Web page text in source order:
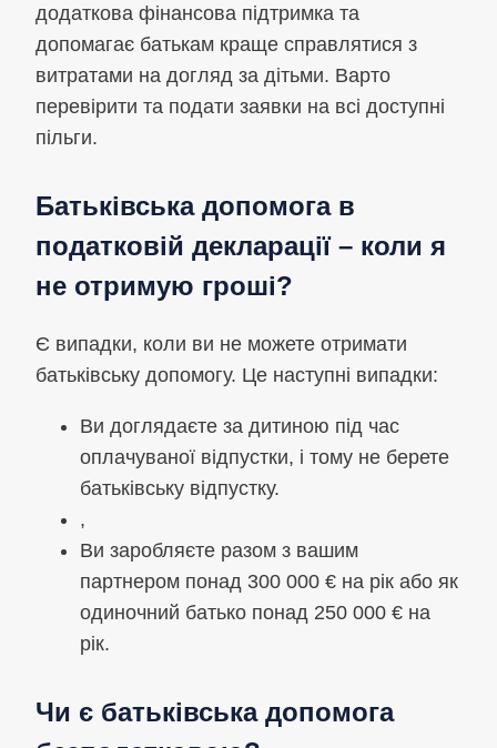
додаткова фінансова підтримка та
допомагає батькам краще справлятися з
витратами на догляд за дітьми. Варто
перевірити та подати заявки на всі доступні
пільги.
Батьківська допомога в
податковій декларації – коли я
не отримую гроші?
Є випадки, коли ви не можете отримати
батьківську допомогу. Це наступні випадки:
Ви доглядаєте за дитиною під час
оплачуваної відпустки, і тому не берете
батьківську відпустку.
,
Ви заробляєте разом з вашим
партнером понад 300 000 € на рік або як
одиночний батько понад 250 000 € на
рік.
Чи є батьківська допомога